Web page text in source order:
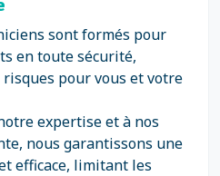
sont formés pour
en toute sécurité,
pour vous et votre
expertise et à nos
nous garantissons une
efficace, limitant les